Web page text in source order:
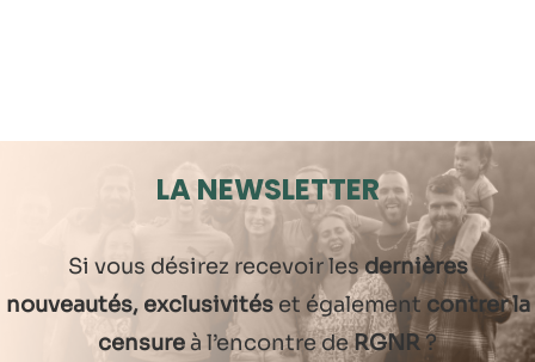
LA NEWSLETTER
Si vous désirez recevoir lesdernières
nouveautés, exclusivitéset également contrer la
censureà l’encontre deRGNR?